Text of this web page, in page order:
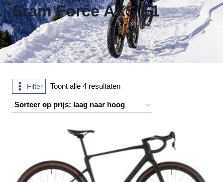
Sram Force AXS E1
Filter Toont alle 4 resultatenGesorteerd
prijs:
naar